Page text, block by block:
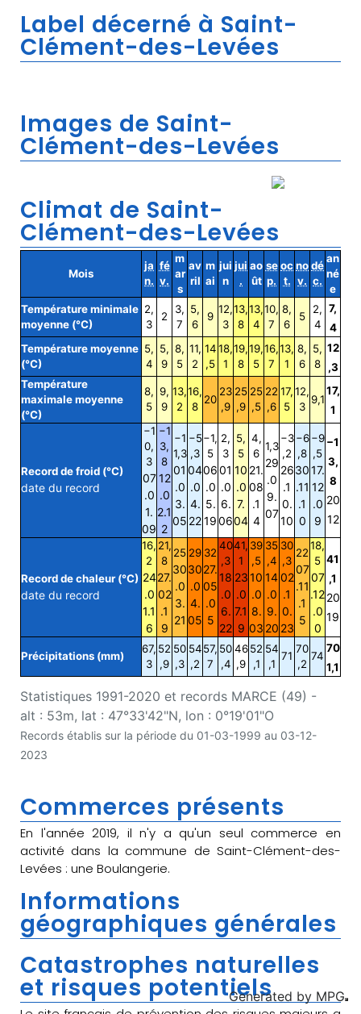
Label décerné à Saint-
Clément-des-Levées
Images de Saint-
Clément-des-Levées
Climat de Saint-
Clément-des-Levées
Statistiques 1991-2020 et records MARCE (49) -
alt : 53m, lat : 47°33'42"N, lon : 0°19'01"O
Records établis sur la période du 01-03-1999 au 03-12-
2023
Mois
ja
n.
fé
v.
m
ar
s
av
ril
m
ai
jui
n
jui
.
ao
ût
se
p.
oc
t.
no
v.
dé
c.
an
né
e
Température minimale
moyenne (°C)
2,
3
2
3,
7
5,
6
9
12,
3
13,
8
13,
4
10,
7
8,
6
5
2,
4
7,
4
Température moyenne
(°C)
5,
4
5,
9
8,
5
11,
2
14
,5
18,
1
19,
8
19,
5
16,
7
13,
1
8,
6
5,
8
12
,3
Température
maximale moyenne
(°C)
8,
5
9,
9
13,
2
16,
8
20
23
,9
25
,9
25
,5
22
,6
17,
5
12,
3
9,1
17,
1
Record de froid (°C)
date du record
−1
0,
3
07
.0
1.
09
−1
3,
8
12
.0
2.1
2
−1
1,3
01
.0
3.
05
−5
,3
04
.0
4.
22
−1,
5
06
.0
5.
19
2,
3
01
.0
6.
06
5,
5
10
.0
7.
04
4,
6
21.
08
.1
4
1,3
29
.0
9.
07
−3
,2
26
.1
0.
10
−6
,8
30
.11
.1
0
−9
,5
17.
12
.0
9
−1
3,
8
20
12
Record de chaleur (°C)
date du record
16,
2
24
.0
1.1
6
21,
8
27.
02
.1
9
25
30
.0
3.
21
29
30
.0
4.
05
32
27.
05
.0
5
40
,3
18
.0
6.
22
41,
1
23
.0
7.1
9
39
,5
10
.0
8.
03
35
,4
14
.0
9.
20
30
,3
02
.1
0.
23
22
07
.11
.1
5
18,
5
07
.12
.0
0
41
,1
20
19
Précipitations (mm)
67,
3
52
,9
50
,3
54
,2
57,
7
50
,4
46
,9
52
,1
54
,1
71
70
,2
74
70
1,1
Commerces présents
En l'année 2019, il n'y a qu'un seul commerce en
activité dans la commune de Saint-Clément-des-
Levées : une Boulangerie.
Informations
géographiques générales
Catastrophes naturelles
et risques potentielsGenerated by MPG